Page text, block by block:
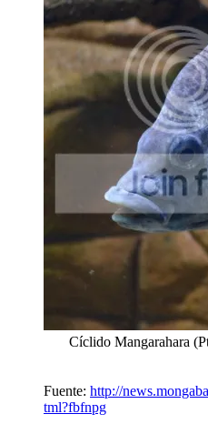
Cíclido Mangarahara
Fuente: http://
tml?fbfnpg